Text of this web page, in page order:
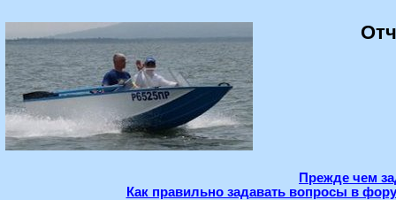
Прежде чем
Как правильно задавать вопросы в